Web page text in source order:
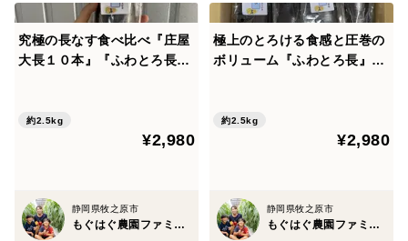
【特記事項へご記入お願いします】
熨斗・メッセージカード等の贈り物対応も喜んでさせて
究極の長なす食べ比べ『庄屋
大長１０本』『ふわとろ長５
約2.5kg
¥2,980
静岡県牧之原市
もぐはぐ農園ファミリー
極上のとろける食感と圧巻の
ボリューム『ふわとろ長』10
約2.5kg
¥2,980
静岡県牧之原市
もぐはぐ農園ファミリー